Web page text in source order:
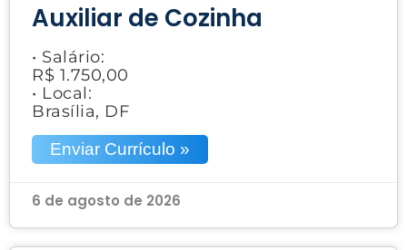
Auxiliar de Cozinha
• Salário:
R$ 1.750,00
• Local:
Brasília, DF
Enviar Currículo »
6 de agosto de 2026